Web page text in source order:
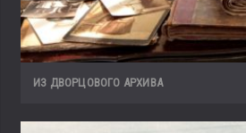
ИЗ ДВОРЦОВОГО АРХИВА